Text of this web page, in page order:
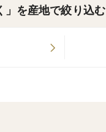
」を産地で絞り込む